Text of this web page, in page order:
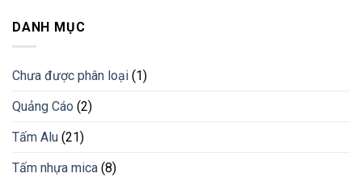
DANH MỤC
Chưa được phân loại (1)
Quảng Cáo (2)
Tấm Alu (21)
Tấm nhựa mica (8)